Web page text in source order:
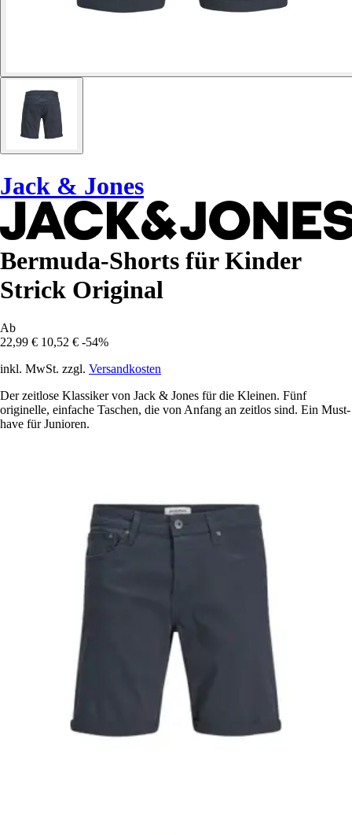
Jack & Jones
Bermuda-Shorts für Kinder
Strick Original
Ab
22,99 € 10,52 € -54%
inkl. MwSt. zzgl. Versandkosten
Der zeitlose Klassiker von Jack & Jones für die Kleinen. Fünf
originelle, einfache Taschen, die von Anfang an zeitlos sind. Ein Must-
have für Junioren.